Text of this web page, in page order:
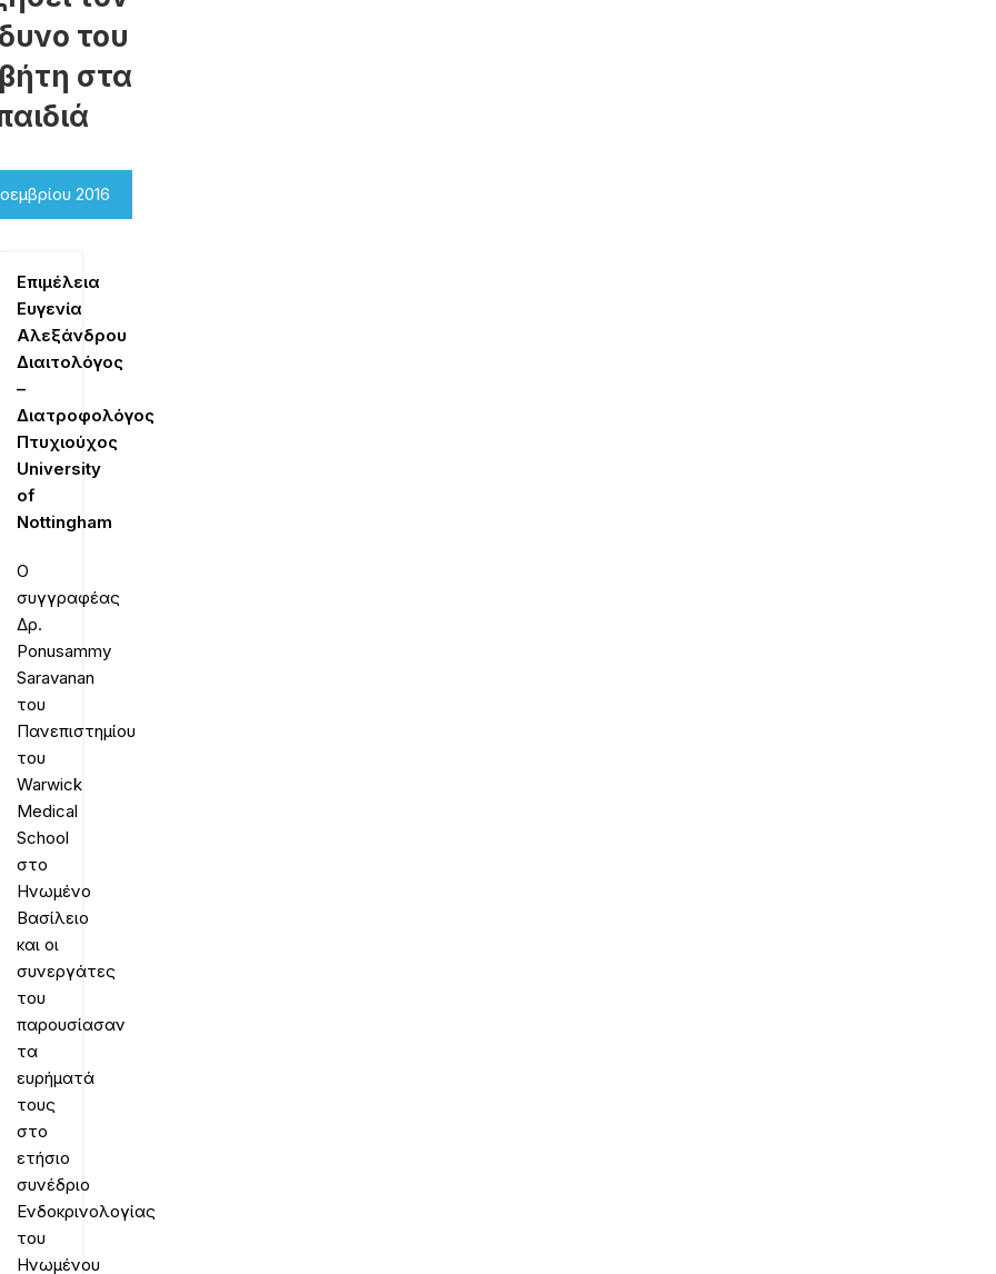
του
στα
2016
Επιμέλεια
Ευγενία
Αλεξάνδρου
Διαιτολόγος
–
Διατροφολόγος
Πτυχιούχος
University
of
Nottingham
Ο
συγγραφέας
Δρ.
Ponusammy
Saravanan
του
Πανεπιστημίου
του
Warwick
Medical
School
στο
Ηνωμένο
Βασίλειο
και οι
συνεργάτες
του
παρουσίασαν
τα
ευρήματά
τους
στο
ετήσιο
συνέδριο
Ενδοκρινολογίας
του
Ηνωμένου